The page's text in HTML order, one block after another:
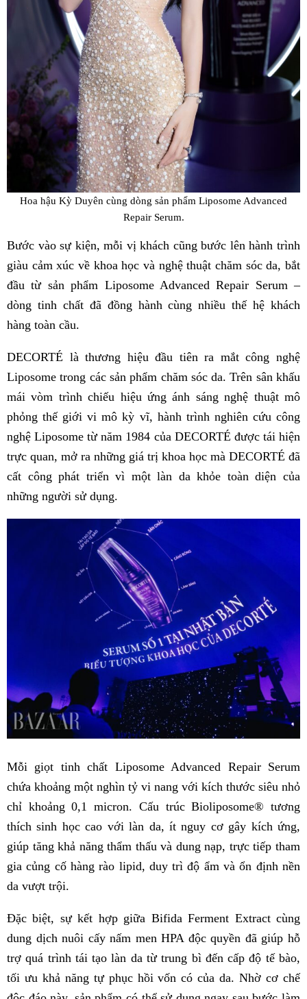
Hoa hậu Kỳ Duyên cùng dòng sản phẩm Liposome Advanced
Repair Serum.
Bước vào sự kiện, mỗi vị khách cũng bước lên hành trình
giàu cảm xúc về khoa học và nghệ thuật chăm sóc da, bắt
đầu từ sản phẩm Liposome Advanced Repair Serum –
dòng tinh chất đã đồng hành cùng nhiều thế hệ khách
hàng toàn cầu.
DECORTÉ là thương hiệu đầu tiên ra mắt công nghệ
Liposome trong các sản phẩm chăm sóc da. Trên sân khấu
mái vòm trình chiếu hiệu ứng ánh sáng nghệ thuật mô
phỏng thế giới vi mô kỳ vĩ, hành trình nghiên cứu công
nghệ Liposome từ năm 1984 của DECORTÉ được tái hiện
trực quan, mở ra những giá trị khoa học mà DECORTÉ đã
cất công phát triển vì một làn da khỏe toàn diện của
những người sử dụng.
Mỗi giọt tinh chất Liposome Advanced Repair Serum
chứa khoảng một nghìn tỷ vi nang với kích thước siêu nhỏ
chỉ khoảng 0,1 micron. Cấu trúc Bioliposome® tương
thích sinh học cao với làn da, ít nguy cơ gây kích ứng,
giúp tăng khả năng thẩm thấu và dung nạp, trực tiếp tham
gia củng cố hàng rào lipid, duy trì độ ẩm và ổn định nền
da vượt trội.
Đặc biệt, sự kết hợp giữa Bifida Ferment Extract cùng
dung dịch nuôi cấy nấm men HPA độc quyền đã giúp hỗ
trợ quá trình tái tạo làn da từ trung bì đến cấp độ tế bào,
tối ưu khả năng tự phục hồi vốn có của da. Nhờ cơ chế